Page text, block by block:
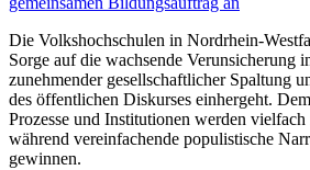
Die Volkshochschulen in Nordrhein-
Sorge auf die wachsende Verunsicherung
zunehmender gesellschaftlicher Spaltung
des öffentlichen Diskurses einhergeht.
Prozesse und Institutionen werden vielfach
während vereinfachende populistische
gewinnen.